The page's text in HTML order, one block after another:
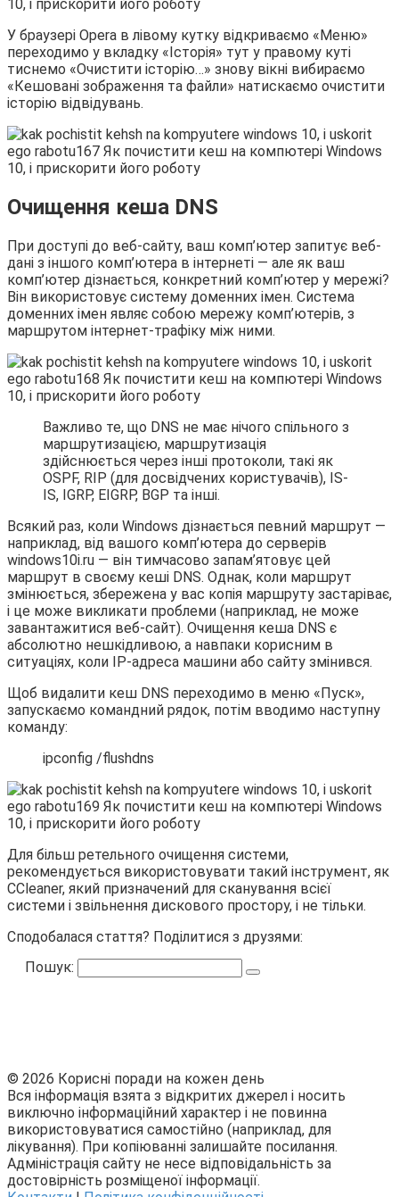
У браузері Opera в лівому кутку відкриваємо «Меню»
переходимо у вкладку «Історія» тут у правому куті
тиснемо «Очистити історію…» знову вікні вибираємо
«Кешовані зображення та файли» натискаємо очистити
історію відвідувань.
Очищення кеша DNS
При доступі до веб-сайту, ваш комп’ютер запитує веб-
дані з іншого комп’ютера в інтернеті — але як ваш
комп’ютер дізнається, конкретний комп’ютер у мережі?
Він використовує систему доменних імен. Система
доменних імен являє собою мережу комп’ютерів, з
маршрутом інтернет-трафіку між ними.
Важливо те, що DNS не має нічого спільного з
маршрутизацією, маршрутизація
здійснюється через інші протоколи, такі як
OSPF, RIP (для досвідчених користувачів), IS-
IS, IGRP, EIGRP, BGP та інші.
Всякий раз, коли Windows дізнається певний маршрут —
наприклад, від вашого комп’ютера до серверів
windows10i.ru — він тимчасово запам’ятовує цей
маршрут в своєму кеші DNS. Однак, коли маршрут
змінюється, збережена у вас копія маршруту застаріває,
і це може викликати проблеми (наприклад, не може
завантажитися веб-сайт). Очищення кеша DNS є
абсолютно нешкідливою, а навпаки корисним в
ситуаціях, коли IP-адреса машини або сайту змінився.
Щоб видалити кеш DNS переходимо в меню «Пуск»,
запускаємо командний рядок, потім вводимо наступну
команду:
ipconfig /flushdns
Для більш ретельного очищення системи,
рекомендується використовувати такий інструмент, як
CCleaner, який призначений для сканування всієї
системи і звільнення дискового простору, і не тільки.
Сподобалася стаття? Поділитися з друзями:
Пошук:
© 2026 Корисні поради на кожен день
Вся інформація взята з відкритих джерел і носить
виключно інформаційний характер і не повинна
використовуватися самостійно (наприклад, для
лікування). При копіюванні залишайте посилання.
Адміністрація сайту не несе відповідальність за
достовірність розміщеної інформації.